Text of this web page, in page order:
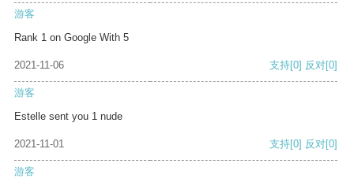
游客
Rank 1 on Google With 5
2021-11-06 支持[0] 反对[0]
游客
Estelle sent you 1 nude
2021-11-01 支持[0] 反对[0]
游客